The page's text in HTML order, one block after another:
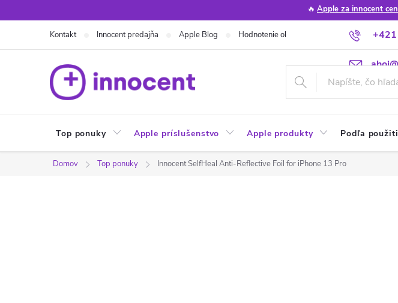
na
🔥 Apple za innocent
Kontakt Innocent predajňa Apple Blog Hodnotenie obchodu Poradňa
Top ponuky Apple príslušenstvo Apple produkty Podľa
Domov Top ponuky Innocent SelfHeal Anti-Reflective Foil for iPhone 13 Pro